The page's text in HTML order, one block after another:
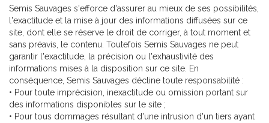
Semis Sauvages s'efforce d'assurer au mieux de ses possibilités,
l'exactitude et la mise à jour des informations diffusées sur ce
site, dont elle se réserve le droit de corriger, à tout moment et
sans préavis, le contenu. Toutefois Semis Sauvages ne peut
garantir l'exactitude, la précision ou l'exhaustivité des
informations mises à la disposition sur ce site. En
conséquence, Semis Sauvages décline toute responsabilité :
• Pour toute imprécision, inexactitude ou omission portant sur
des informations disponibles sur le site ;
• Pour tous dommages résultant d'une intrusion d'un tiers ayant